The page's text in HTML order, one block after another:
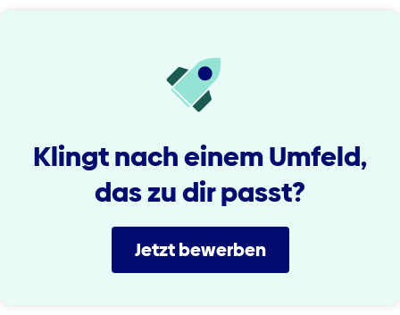
Klingt nach einem Umfeld,
das zu dir passt?
Jetzt bewerben